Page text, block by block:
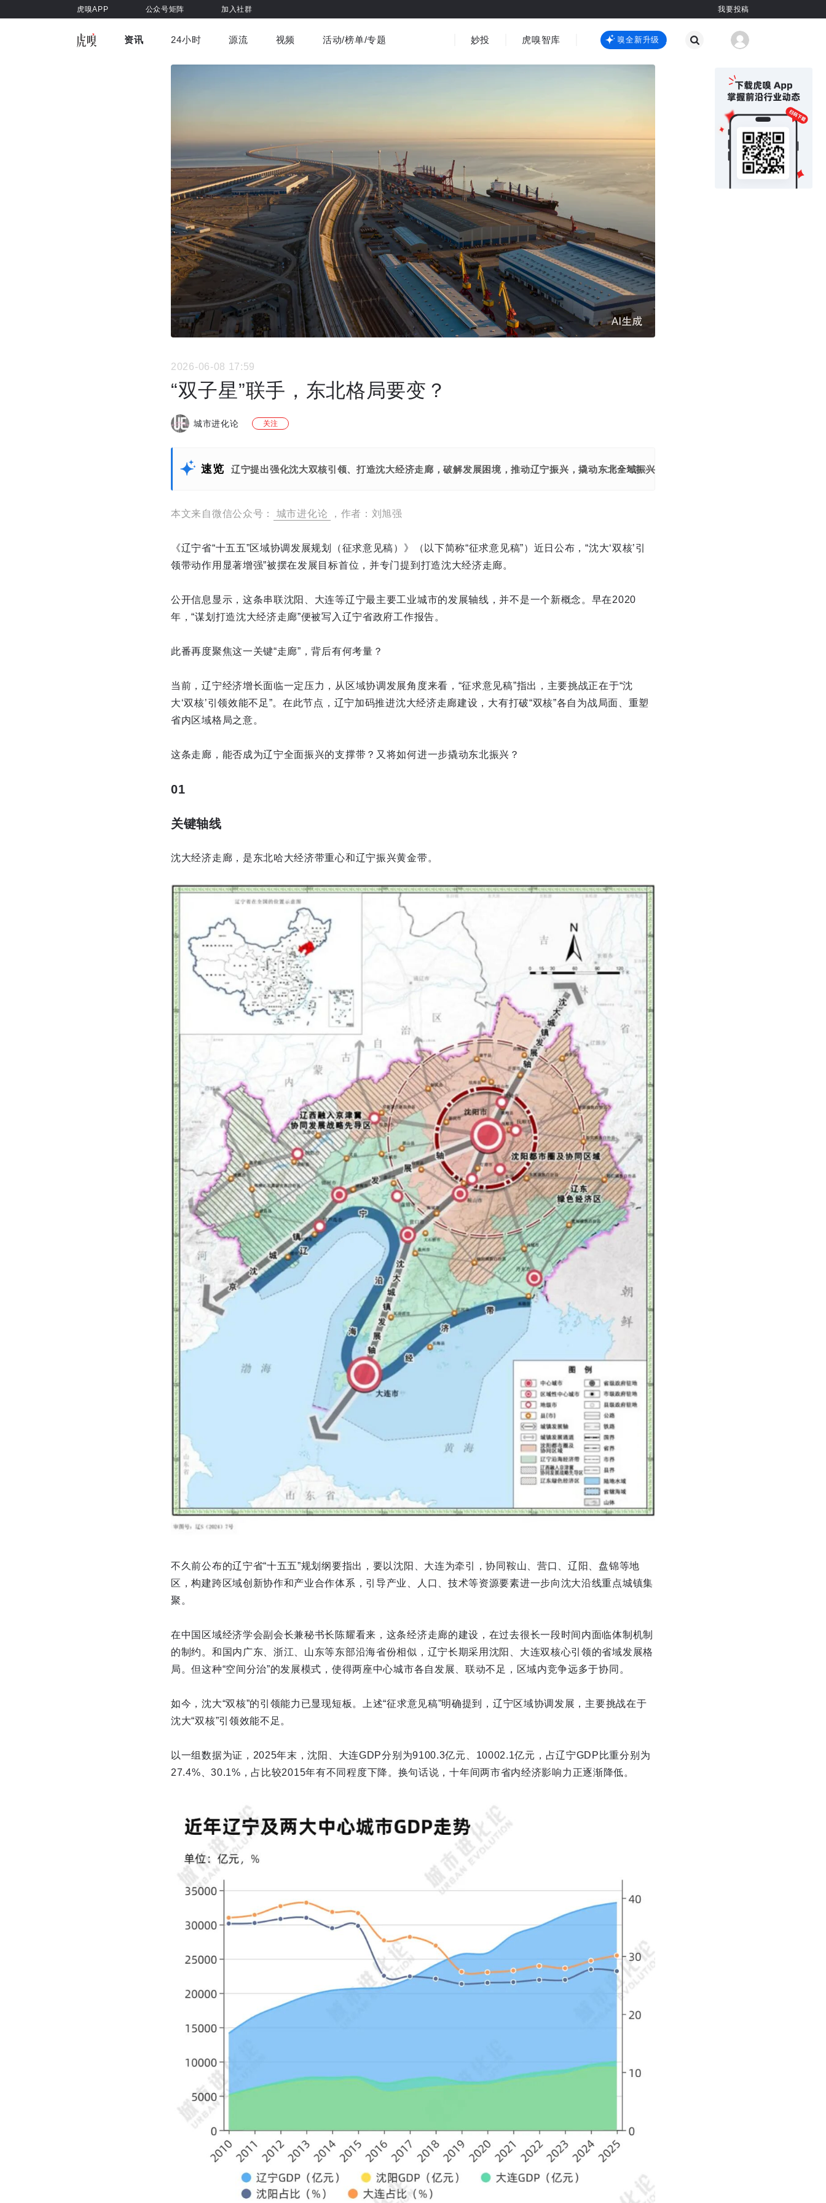
虎嗅APP 公众号矩阵 加入社群 我要投稿
资讯
车与出行 商业消费 社会文化 金融财经 出海
国际热点
24小时 源流 视频 活动/榜单/专题 妙投 虎嗅智库 虎嗅嗅全新升级 虎嗅嗅全新升级
2026-06-08 17:59
“双子星”联手，东北格局要变？
城市进化论 关注
速览 辽宁提出强化沈大双核引领、打造沈大经济走廊，破解发展困境，推动辽宁振兴，撬动东北全域振兴。
展开更多
本文来自微信公众号： 城市进化论 ，作者：刘旭强
《辽宁省“十五五”区域协调发展规划（征求意见稿）》（以下简称“征求意见稿”）近日公布，“沈大‘双核’引
领带动作用显著增强”被摆在发展目标首位，并专门提到打造沈大经济走廊。
公开信息显示，这条串联沈阳、大连等辽宁最主要工业城市的发展轴线，并不是一个新概念。早在2020
年，“谋划打造沈大经济走廊”便被写入辽宁省政府工作报告。
此番再度聚焦这一关键“走廊”，背后有何考量？
当前，辽宁经济增长面临一定压力，从区域协调发展角度来看，“征求意见稿”指出，主要挑战正在于“沈
大‘双核’引领效能不足”。在此节点，辽宁加码推进沈大经济走廊建设，大有打破“双核”各自为战局面、重塑
省内区域格局之意。
这条走廊，能否成为辽宁全面振兴的支撑带？又将如何进一步撬动东北振兴？
01
关键轴线
沈大经济走廊，是东北哈大经济带重心和辽宁振兴黄金带。
不久前公布的辽宁省“十五五”规划纲要指出，要以沈阳、大连为牵引，协同鞍山、营口、辽阳、盘锦等地
区，构建跨区域创新协作和产业合作体系，引导产业、人口、技术等资源要素进一步向沈大沿线重点城镇集
聚。
在中国区域经济学会副会长兼秘书长陈耀看来，这条经济走廊的建设，在过去很长一段时间内面临体制机制
的制约。和国内广东、浙江、山东等东部沿海省份相似，辽宁长期采用沈阳、大连双核心引领的省域发展格
局。但这种“空间分治”的发展模式，使得两座中心城市各自发展、联动不足，区域内竞争远多于协同。
如今，沈大“双核”的引领能力已显现短板。上述“征求意见稿”明确提到，辽宁区域协调发展，主要挑战在于
沈大“双核”引领效能不足。
以一组数据为证，2025年末，沈阳、大连GDP分别为9100.3亿元、10002.1亿元，占辽宁GDP比重分别为
27.4%、30.1%，占比较2015年有不同程度下降。换句话说，十年间两市省内经济影响力正逐渐降低。